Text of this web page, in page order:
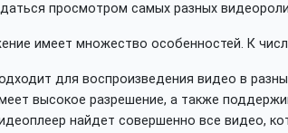
просмотром самых разных
имеет множество особенностей. К
для воспроизведения видео в
высокое разрешение, а также
найдет совершенно все видео,